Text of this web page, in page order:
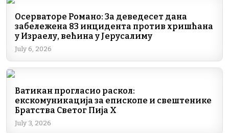
b
o
o
k
dI
n
a
m
A
p
Li
Осерваторе Романо: За деведесет дана
забележена 83 инцидента против хришћана
у Израелу, већина у Јерусалиму
July 6, 2026
Ватикан прогласио раскол:
екскомуникација за епископе и свештенике
Братства Светог Пија X
July 3, 2026